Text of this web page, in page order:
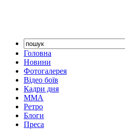
Головна
Новини
Фотогалерея
Відео боїв
Кадри дня
ММА
Ретро
Блоги
Преса